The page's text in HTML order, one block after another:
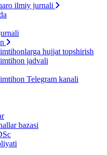
ilmiy jurnali
hujjat topshirish
jadvali
Telegram kanali
bazasi